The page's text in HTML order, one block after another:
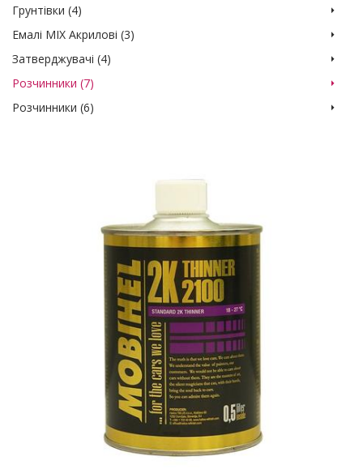
Грунтівки (4)
Емалі MIX Акрилові (3)
Затверджувачі (4)
Розчинники (7)
Розчинники (6)